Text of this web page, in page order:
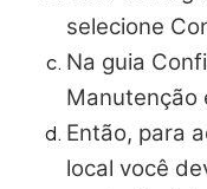
selecione
Na guia
Manutenção
Então, para
local você